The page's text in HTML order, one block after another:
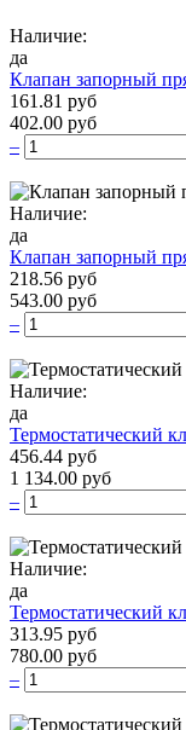
Наличие:
да
Клапан запорный
161.81 руб
402.00 руб
–
Наличие:
да
Клапан запорный
218.56 руб
543.00 руб
–
Наличие:
да
Термостатический
456.44 руб
1 134.00 руб
–
Наличие:
да
Термостатический
313.95 руб
780.00 руб
–